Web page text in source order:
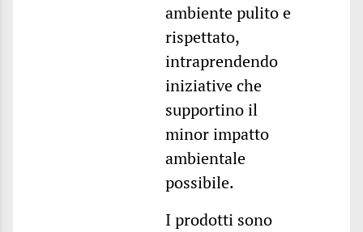
ambiente pulito e
rispettato,
intraprendendo
iniziative che
supportino il
minor impatto
ambientale
possibile.
I prodotti sono